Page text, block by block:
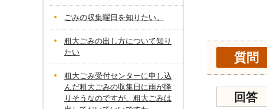
質問
回答
ごみの収集曜日を知りたい。
粗大ごみの出し方について知り
たい
粗大ごみ受付センターに申し込
んだ粗大ごみの収集日に雨が降
りそうなのですが、粗大ごみは